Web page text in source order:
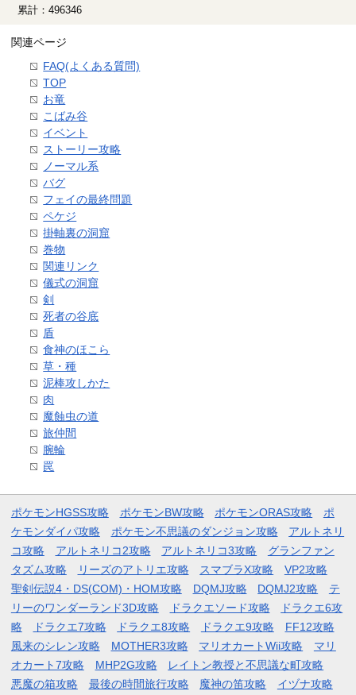
累計：496346
関連ページ
FAQ(よくある質問)
TOP
お竜
こばみ谷
イベント
ストーリー攻略
ノーマル系
バグ
フェイの最終問題
ペケジ
掛軸裏の洞窟
巻物
関連リンク
儀式の洞窟
剣
死者の谷底
盾
食神のほこら
草・種
泥棒攻しかた
肉
魔蝕虫の道
旅仲間
腕輪
罠
ポケモンHGSS攻略 ポケモンBW攻略 ポケモンORAS攻略
ポ
ケモンダイパ攻略
ポケモン不思議のダンジョン攻略
アルトネリ
コ攻略
アルトネリコ2攻略 アルトネリコ3攻略
グランファン
タズム攻略
リーズのアトリエ攻略 スマブラX攻略
VP2攻略
聖剣伝説4・DS(COM)・HOM攻略
DQMJ攻略 DQMJ2攻略
テ
リーのワンダーランド3D攻略
ドラクエソード攻略
ドラクエ6攻
略
ドラクエ7攻略 ドラクエ8攻略 ドラクエ9攻略
FF12攻略
風来のシレン攻略
MOTHER3攻略 マリオカートWii攻略
マリ
オカート7攻略
MHP2G攻略
レイトン教授と不思議な町攻略
悪魔の箱攻略
最後の時間旅行攻略 魔神の笛攻略 イヅナ攻略